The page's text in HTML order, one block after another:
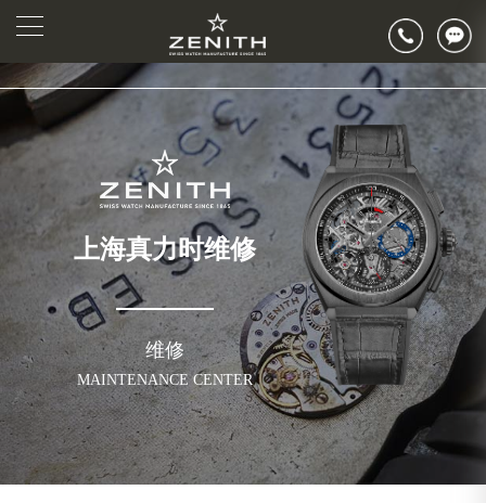
上海真力时维修
维修
MAINTENANCE CENTER